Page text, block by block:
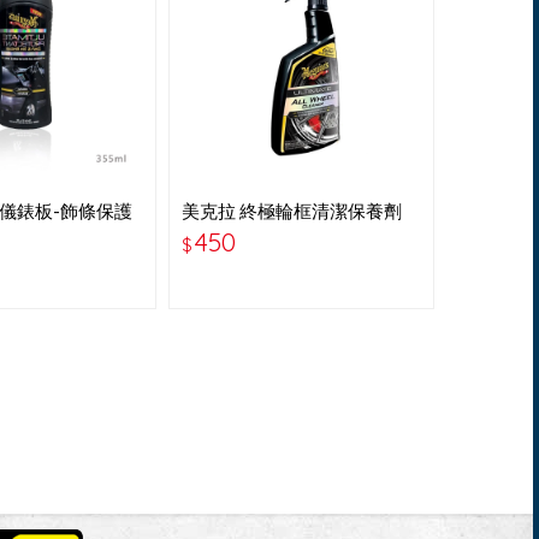
錶板-飾條保護
美克拉 終極輪框清潔保養劑
G180124
$450